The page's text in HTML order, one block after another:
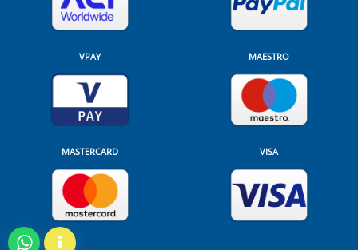
VPAY MAESTRO
MASTERCARD VISA